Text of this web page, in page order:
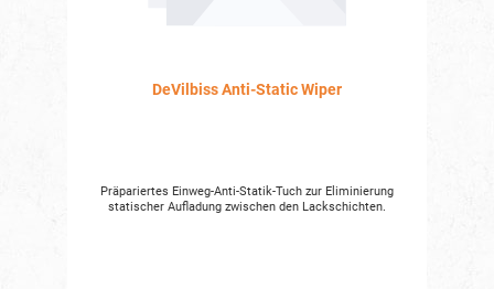
DeVilbiss Anti-Static Wiper
Präpariertes Einweg-Anti-Statik-Tuch zur Eliminierung
statischer Aufladung zwischen den Lackschichten.